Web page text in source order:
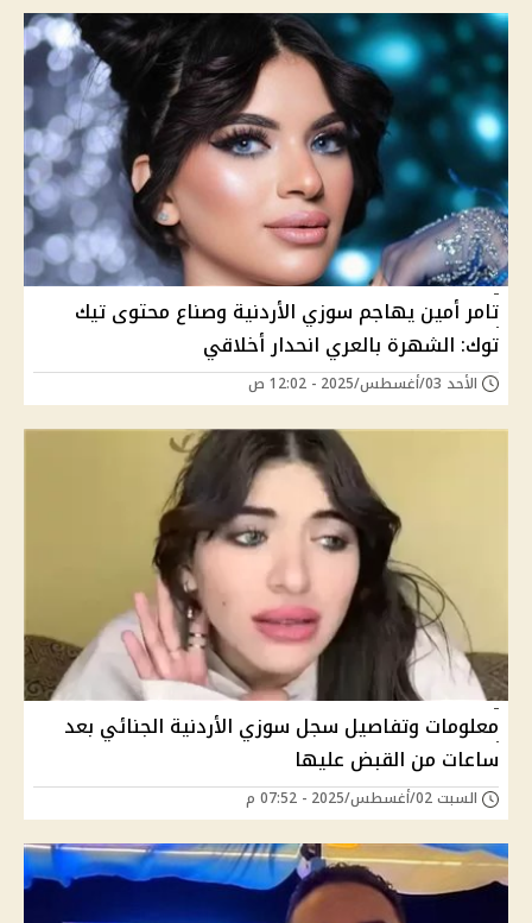
تامر أمين يهاجم سوزي الأردنية وصناع محتوى تيك
توك: الشهرة بالعري انحدار أخلاقي
الأحد 03/أغسطس/2025 - 12:02 ص
معلومات وتفاصيل سجل سوزي الأردنية الجنائي بعد
ساعات من القبض عليها
السبت 02/أغسطس/2025 - 07:52 م